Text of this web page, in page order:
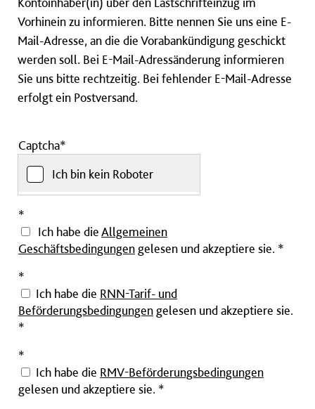
Vorhinein zu informieren. Bitte nennen Sie uns eine E-
Mail-Adresse, an die die Vorabankündigung geschickt
werden soll. Bei E-Mail-Adressänderung informieren
Sie uns bitte rechtzeitig. Bei fehlender E-Mail-Adresse
erfolgt ein Postversand.
Captcha*
Ich bin kein Roboter
*
Ich habe dieAllgemeinen
Geschäftsbedingungen gelesen und akzeptiere sie. *
*
Ich habe die RNN-Tarif- und
Beförderungsbedingungen gelesen und akzeptiere sie.
*
*
Ich habe die RMV-Beförderungsbedingungen
gelesen und akzeptiere sie. *